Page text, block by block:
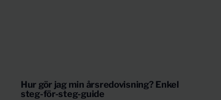
Hur gör jag min årsredovisning? Enkel
steg-för-steg-guide